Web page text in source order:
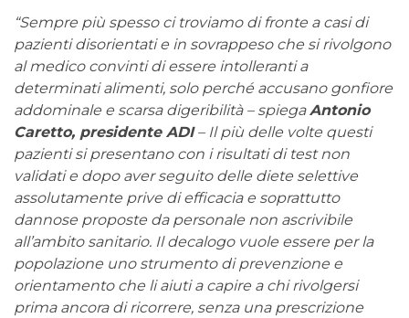
“Sempre più spesso ci troviamo di fronte a casi di
pazienti disorientati e in sovrappeso che si rivolgono
al medico convinti di essere intolleranti a
determinati alimenti, solo perché accusano gonfiore
addominale e scarsa digeribilità – spiegaAntonio
Caretto, presidente ADI– Il più delle volte questi
pazienti si presentano con i risultati di test non
validati e dopo aver seguito delle diete selettive
assolutamente prive di efficacia e soprattutto
dannose proposte da personale non ascrivibile
all’ambito sanitario. Il decalogo vuole essere per la
popolazione uno strumento di prevenzione e
orientamento che li aiuti a capire a chi rivolgersi
prima ancora di ricorrere, senza una prescrizione